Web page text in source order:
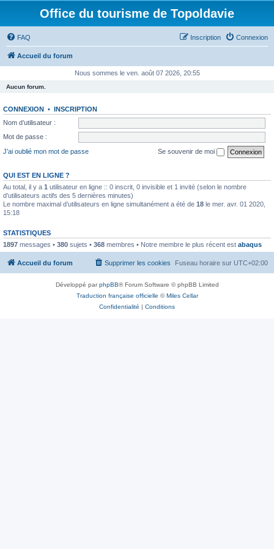
Office du tourisme de Topoldavie
FAQ Connexion
Inscription
Accueil du forum
Nous sommes le ven. août 07 2026, 20:55
Aucun forum.
CONNEXION • INSCRIPTION
Nom d’utilisateur :
Mot de passe :
J’ai oublié mon mot de passe
Se souvenir de moi
QUI EST EN LIGNE ?
Au total, il y a 1 utilisateur en ligne :: 0 inscrit, 0 invisible et 1 invité (selon le nombre
d’utilisateurs actifs des 5 dernières minutes)
Le nombre maximal d’utilisateurs en ligne simultanément a été de 18 le mer. avr. 01 2020,
15:18
STATISTIQUES
1897 messages • 380 sujets • 368 membres • Notre membre le plus récent est abaqus
Accueil du forum Fuseau horaire sur UTC+02:00
Supprimer les cookies
Développé parphpBB® Forum Software © phpBB Limited
Traduction française officielle ©Miles Cellar
Confidentialité | Conditions